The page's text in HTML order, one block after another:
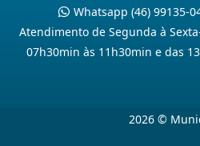
Whatsapp (46) 99135-
Atendimento de Segunda à
07h30min às 11h30min e das
2026 ©